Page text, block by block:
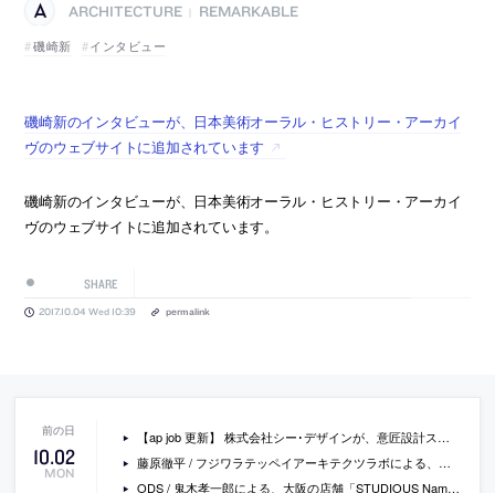
ARCHITECTURE
REMARKABLE
磯崎新
インタビュー
磯崎新のインタビューが、日本美術オーラル・ヒストリー・アーカイ
ヴのウェブサイトに追加されています
磯崎新のインタビューが、日本美術オーラル・ヒストリー・アーカイ
ヴのウェブサイトに追加されています。
SHARE
2017.10.04 Wed 10:39 permalink
10.02
MON
【ap job 更新】 株式会社シー･デザインが、意匠設計スタッフ（正社員）を募集中
藤原徹平 / フジワラテッペイアーキテクツラボによる、鎌倉の「稲村の森の家」の写真
ODS / 鬼木孝一郎による、大阪の店舗「STUDIOUS Namba」